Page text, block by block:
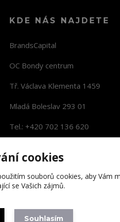
KDE NÁS NAJDETE
BrandsCapital
OC Bondy centrum
Tř. Václava Klementa 1459
Mladá Boleslav 293 01
Tel.: +420 702 136 620
BrandsCapital s.r.o.
cookies
souborů cookies, aby Vám
se Vašich zájmů.
Souhlasím